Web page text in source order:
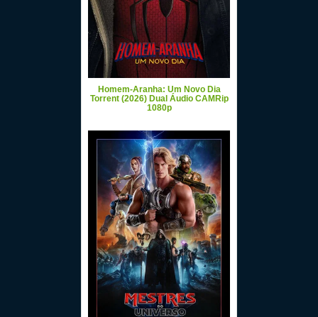
Homem-Aranha: Um Novo Dia
Torrent (2026) Dual Áudio CAMRip
1080p